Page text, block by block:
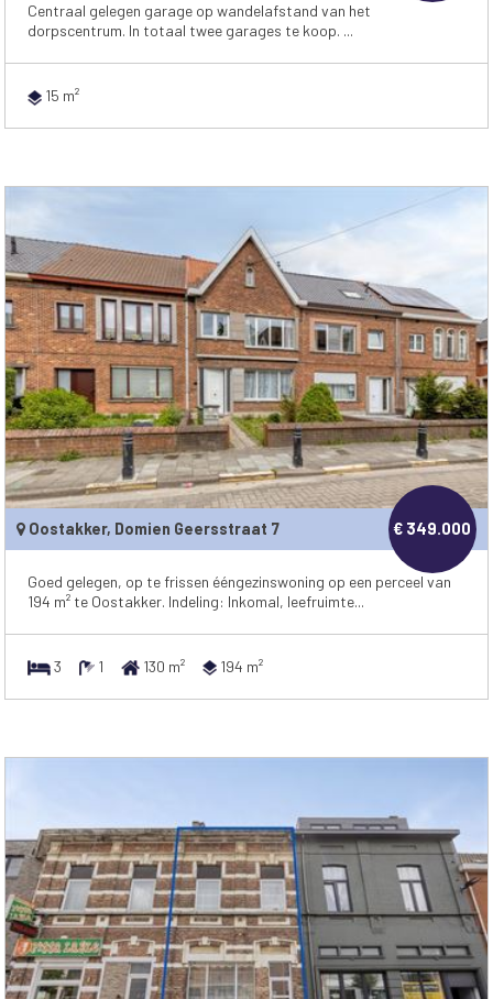
Centraal gelegen garage op wandelafstand van het
dorpscentrum. In totaal twee garages te koop. ...
15 m²
Oostakker, Domien Geersstraat 7 € 349.000
Goed gelegen, op te frissen ééngezinswoning op een perceel van
194 m² te Oostakker. Indeling: Inkomal, leefruimte...
3 1 130 m² 194 m²